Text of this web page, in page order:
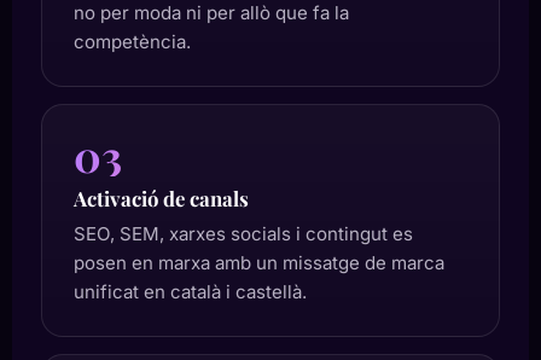
no per moda ni per allò que fa la
competència.
03
Activació de canals
SEO, SEM, xarxes socials i contingut es
posen en marxa amb un missatge de marca
unificat en català i castellà.